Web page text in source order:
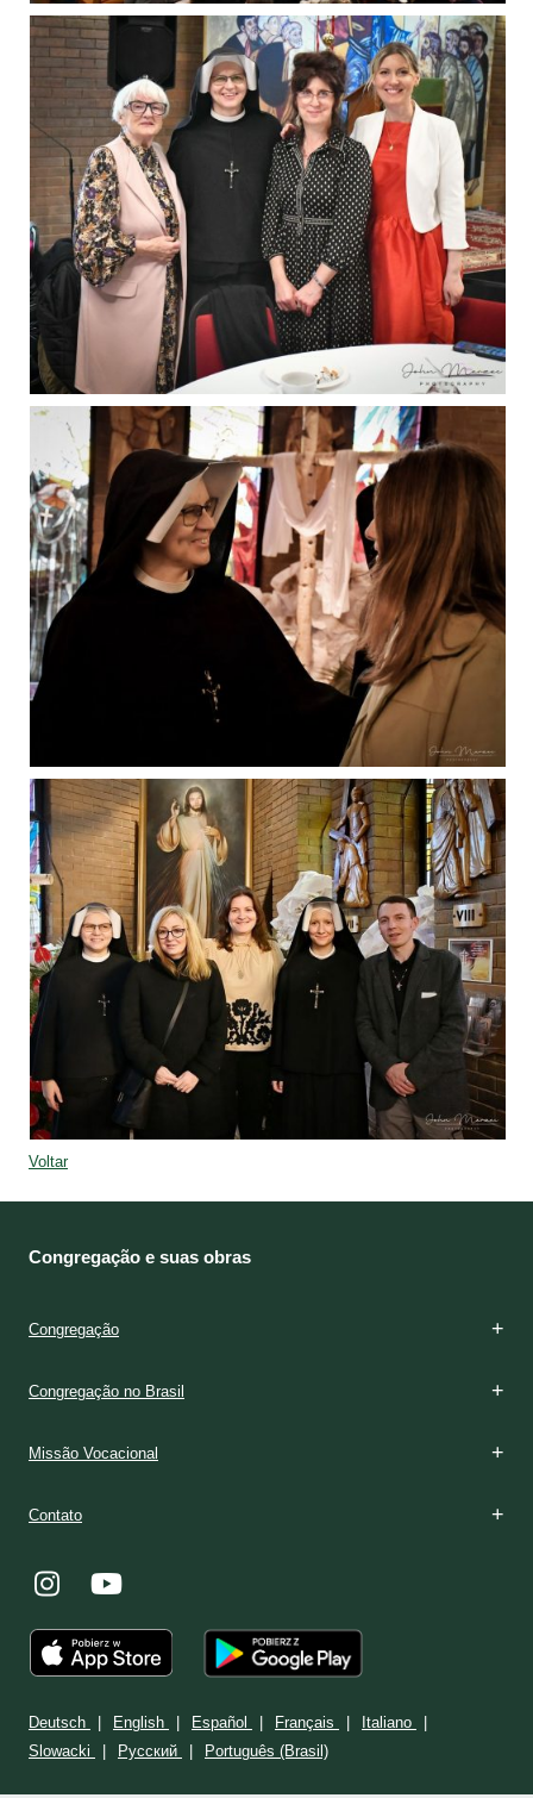
Voltar
Congregação e suas obras
Congregação
Congregação no Brasil
Missão Vocacional
Contato
Deutsch English Español Français
Italiano
Slowacki
Ρусский Português (Brasil)